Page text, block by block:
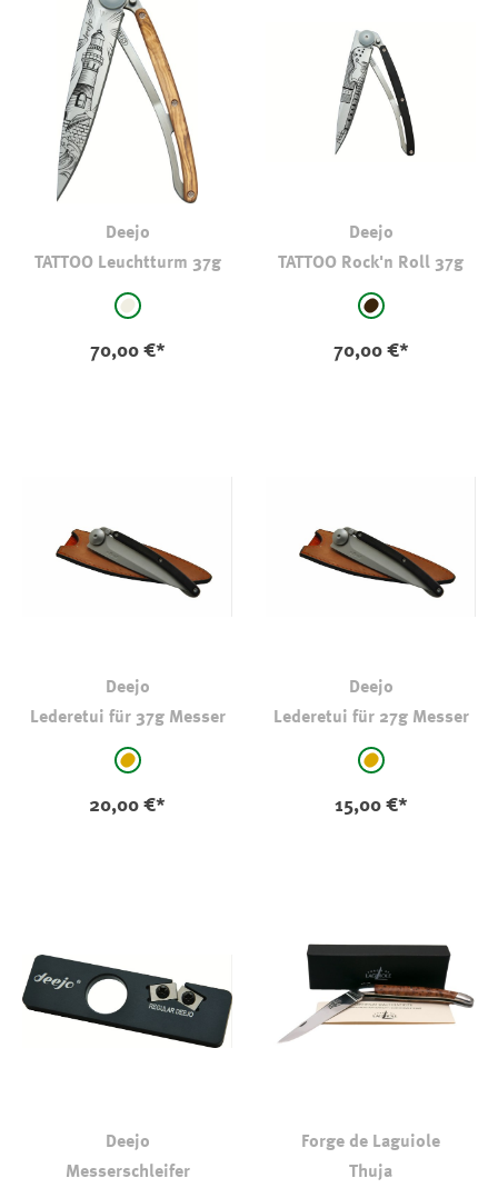
Deejo
TATTOO Leuchtturm 37g
auswählen
natur
70,00 €*
Deejo
TATTOO Rock'n Roll 37g
auswählen
schwarz-braun
70,00 €*
Deejo
Lederetui für 37g Messer
auswählen
hellbraun-camel
20,00 €*
Deejo
Lederetui für 27g Messer
auswählen
hellbraun-camel
15,00 €*
Deejo
Messerschleifer
Forge de Laguiole
Thuja